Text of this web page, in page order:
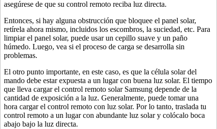
asegúrese de que su control remoto reciba luz directa.
Entonces, si hay alguna obstrucción que bloquee el panel solar,
retírela ahora mismo, incluidos los escombros, la suciedad, etc. Para
limpiar el panel solar, puede usar un cepillo suave y un paño
húmedo. Luego, vea si el proceso de carga se desarrolla sin
problemas.
El otro punto importante, en este caso, es que la célula solar del
mando debe estar expuesta a un lugar con buena luz solar. El tiempo
que lleva cargar el control remoto solar Samsung depende de la
cantidad de exposición a la luz. Generalmente, puede tomar una
hora cargar el control remoto con luz solar. Por lo tanto, traslada tu
control remoto a un lugar con abundante luz solar y colócalo boca
abajo bajo la luz directa.